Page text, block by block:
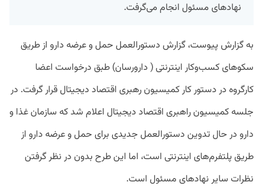
نهادهای مسئول انجام می‌گرفت.
به گزارش پیوست، گزارش دستورالعمل حمل و عرضه دارو از طریق
سکوهای کسب‌وکار اینترنتی ( دارورسان) طبق درخواست اعضا
کارگروه در دستور کار کمیسیون رهبری اقتصاد دیجیتال قرار گرفت. در
جلسه کمیسیون راهبری اقتصاد دیجیتال اعلام شد که سازمان غذا و
دارو در حال تدوین دستورالعمل جدیدی برای حمل و عرضه دارو از
طریق پلتفرم‌های اینترنتی است، اما این طرح بدون در نظر گرفتن
نظرات سایر نهادهای مسئول است.